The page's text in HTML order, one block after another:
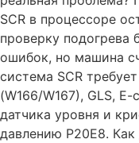
SCR в процессоре
проверку подогрева
ошибок, но машина
система SCR
(W166/W167), GLS,
датчика уровня и
давлению P20E8.